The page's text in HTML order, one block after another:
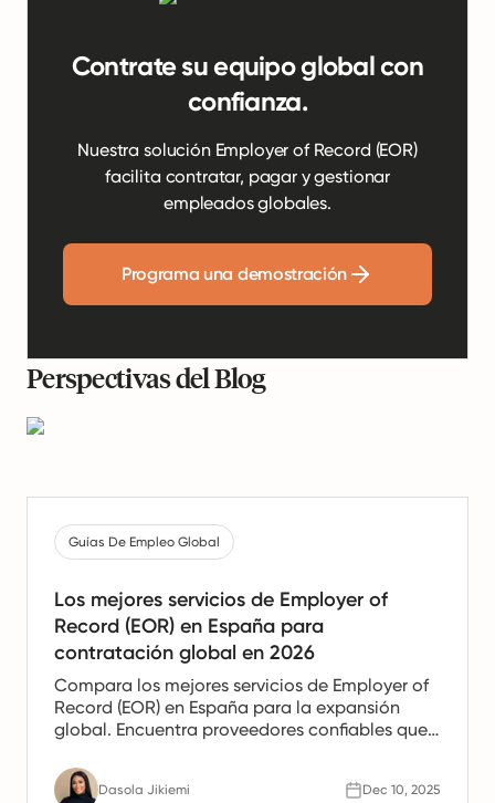
Contrate su equipo global con
confianza.
Nuestra solución Employer of Record (EOR)
facilita contratar, pagar y gestionar
empleados globales.
Programa una demostración
Perspectivas del Blog
Guías De Empleo Global
Los mejores servicios de Employer of
Record (EOR) en España para
contratación global en 2026
Compara los mejores servicios de Employer of
Record (EOR) en España para la expansión
global. Encuentra proveedores confiables que
y cumplimiento para equipos españoles.
Dasola Jikiemi Dec 10, 2025